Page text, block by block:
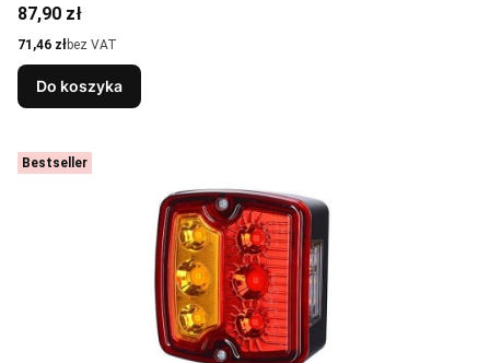
Cena
87,90 zł
Cena
71,46 złbez VAT
Do koszyka
Bestseller